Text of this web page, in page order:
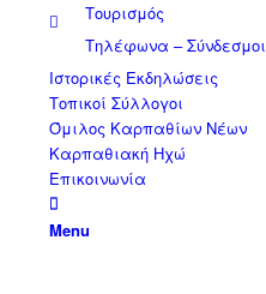
Τουρισμός
Τηλέφωνα – Σύνδεσμοι
Ιστορικές Εκδηλώσεις
Τοπικοί Σύλλογοι
Όμιλος Καρπαθίων Νέων
Καρπαθιακή Ηχώ
Επικοινωνία
Menu